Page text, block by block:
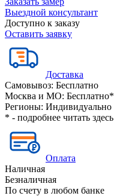
Выездной консультант
Доступно к заказу
Оставить заявку
Доставка
Самовывоз: Бесплатно
Москва и МО: Бесплатно*
Регионы: Индивидуально
* - подробнее читать здесь
Оплата
Наличная
Безналичная
По счету в любом банке